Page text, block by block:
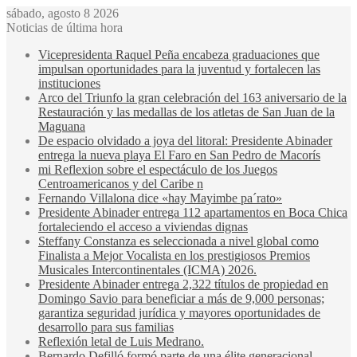
sábado, agosto 8 2026
Noticias de última hora
Vicepresidenta Raquel Peña encabeza graduaciones que
impulsan oportunidades para la juventud y fortalecen las
instituciones
Arco del Triunfo la gran celebración del 163 aniversario de la
Restauración y las medallas de los atletas de San Juan de la
Maguana
De espacio olvidado a joya del litoral: Presidente Abinader
entrega la nueva playa El Faro en San Pedro de Macorís
mi Reflexion sobre el espectáculo de los Juegos
Centroamericanos y del Caribe n
Fernando Villalona dice «hay Mayimbe pa´rato»
Presidente Abinader entrega 112 apartamentos en Boca Chica
fortaleciendo el acceso a viviendas dignas
Steffany Constanza es seleccionada a nivel global como
Finalista a Mejor Vocalista en los prestigiosos Premios
Musicales Intercontinentales (ICMA) 2026.
Presidente Abinader entrega 2,322 títulos de propiedad en
Domingo Savio para beneficiar a más de 9,000 personas;
garantiza seguridad jurídica y mayores oportunidades de
desarrollo para sus familias
Reflexión letal de Luis Medrano.